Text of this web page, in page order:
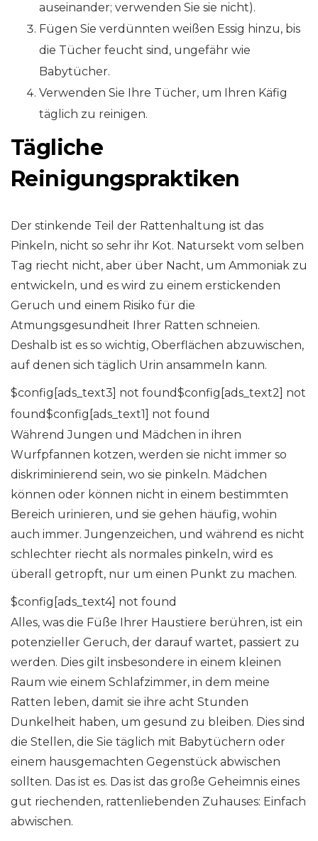
auseinander; verwenden Sie sie nicht).
Fügen Sie verdünnten weißen Essig hinzu, bis
die Tücher feucht sind, ungefähr wie
Babytücher.
Verwenden Sie Ihre Tücher, um Ihren Käfig
täglich zu reinigen.
Tägliche
Reinigungspraktiken
Der stinkende Teil der Rattenhaltung ist das
Pinkeln, nicht so sehr ihr Kot. Natursekt vom selben
Tag riecht nicht, aber über Nacht, um Ammoniak zu
entwickeln, und es wird zu einem erstickenden
Geruch und einem Risiko für die
Atmungsgesundheit Ihrer Ratten schneien.
Deshalb ist es so wichtig, Oberflächen abzuwischen,
auf denen sich täglich Urin ansammeln kann.
$config[ads_text3] not found$config[ads_text2] not
found$config[ads_text1] not found
Während Jungen und Mädchen in ihren
Wurfpfannen kotzen, werden sie nicht immer so
diskriminierend sein, wo sie pinkeln. Mädchen
können oder können nicht in einem bestimmten
Bereich urinieren, und sie gehen häufig, wohin
auch immer. Jungenzeichen, und während es nicht
schlechter riecht als normales pinkeln, wird es
überall getropft, nur um einen Punkt zu machen.
$config[ads_text4] not found
Alles, was die Füße Ihrer Haustiere berühren, ist ein
potenzieller Geruch, der darauf wartet, passiert zu
werden. Dies gilt insbesondere in einem kleinen
Raum wie einem Schlafzimmer, in dem meine
Ratten leben, damit sie ihre acht Stunden
Dunkelheit haben, um gesund zu bleiben. Dies sind
die Stellen, die Sie täglich mit Babytüchern oder
einem hausgemachten Gegenstück abwischen
sollten. Das ist es. Das ist das große Geheimnis eines
gut riechenden, rattenliebenden Zuhauses: Einfach
abwischen.